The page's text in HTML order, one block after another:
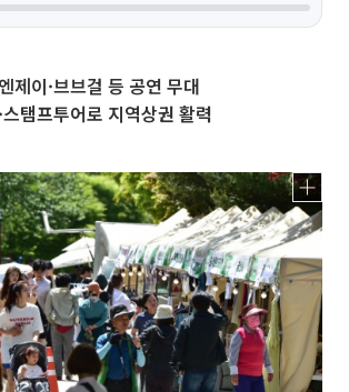
제이·브브걸 등 공연 무대
스탬프투어로 지역상권 활력